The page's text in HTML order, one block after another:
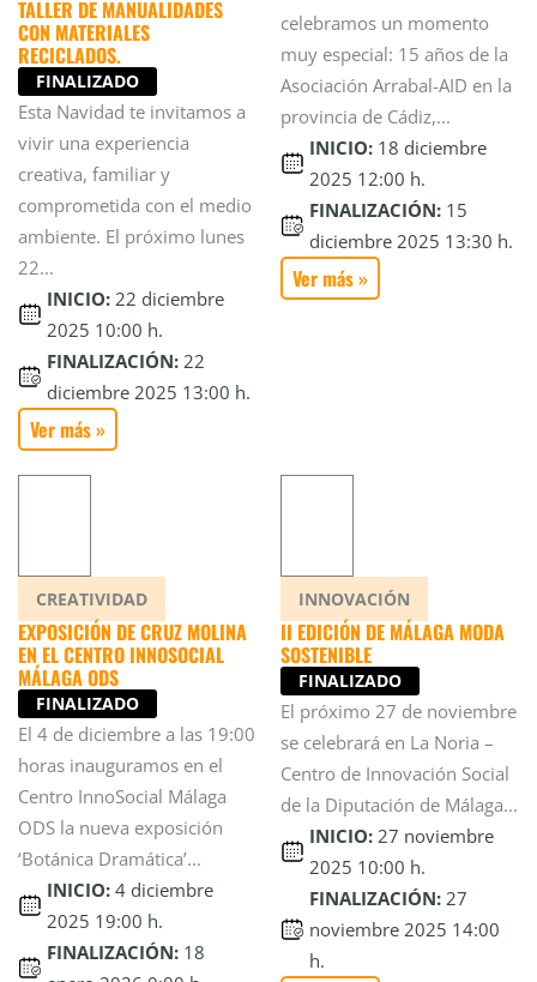
TALLER DE MANUALIDADES
CON MATERIALES
RECICLADOS.
FINALIZADO
Esta Navidad te invitamos a
vivir una experiencia
creativa, familiar y
comprometida con el medio
ambiente. El próximo lunes
22...
INICIO: 22 diciembre
2025 10:00 h.
FINALIZACIÓN: 22
diciembre 2025 13:00 h.
Ver más »
celebramos un momento
muy especial: 15 años de la
Asociación Arrabal-AID en la
provincia de Cádiz,...
INICIO: 18 diciembre
2025 12:00 h.
FINALIZACIÓN: 15
diciembre 2025 13:30 h.
Ver más »
CREATIVIDAD
EXPOSICIÓN DE CRUZ MOLINA
EN EL CENTRO INNOSOCIAL
MÁLAGA ODS
FINALIZADO
El 4 de diciembre a las 19:00
horas inauguramos en el
Centro InnoSocial Málaga
ODS la nueva exposición
‘Botánica Dramática’...
INICIO: 4 diciembre
2025 19:00 h.
FINALIZACIÓN: 18
INNOVACIÓN
II EDICIÓN DE MÁLAGA MODA
SOSTENIBLE
FINALIZADO
El próximo 27 de noviembre
se celebrará en La Noria –
Centro de Innovación Social
de la Diputación de Málaga...
INICIO: 27 noviembre
2025 10:00 h.
FINALIZACIÓN: 27
noviembre 2025 14:00
h.